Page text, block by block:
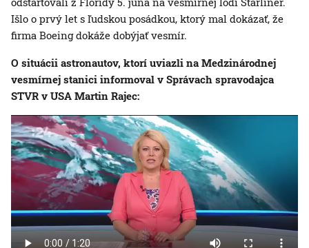
Išlo o prvý let s ľudskou posádkou, ktorý mal dokázať, že
firma Boeing dokáže dobýjať vesmír.
O situácii astronautov, ktorí uviazli na Medzinárodnej
vesmírnej stanici informoval v Správach spravodajca
STVR v USA Martin Rajec: